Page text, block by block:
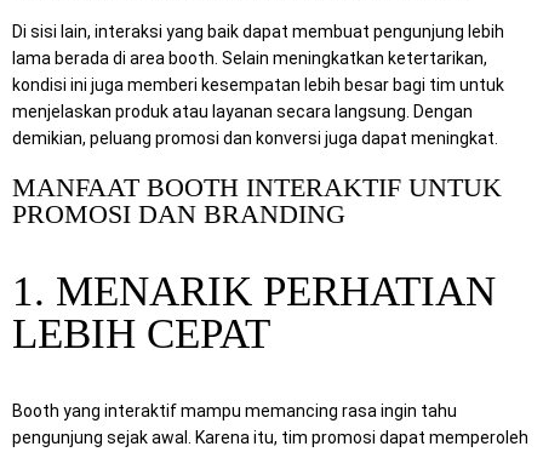
Di sisi lain, interaksi yang baik dapat membuat pengunjung lebih
lama berada di area booth. Selain meningkatkan ketertarikan,
kondisi ini juga memberi kesempatan lebih besar bagi tim untuk
menjelaskan produk atau layanan secara langsung. Dengan
demikian, peluang promosi dan konversi juga dapat meningkat.
MANFAAT BOOTH INTERAKTIF UNTUK
PROMOSI DAN BRANDING
1. MENARIK PERHATIAN
LEBIH CEPAT
Booth yang interaktif mampu memancing rasa ingin tahu
pengunjung sejak awal. Karena itu, tim promosi dapat memperoleh